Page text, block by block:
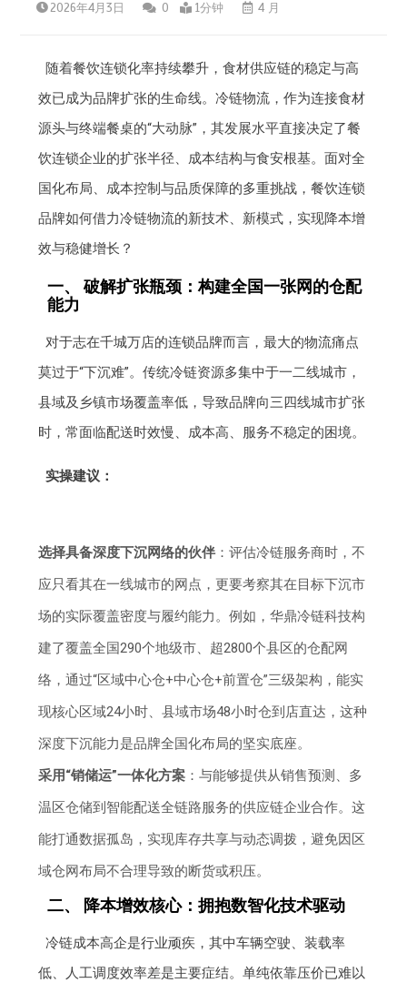
2026年4月3日 0 1分钟 4 月
随着餐饮连锁化率持续攀升，食材供应链的稳定与高
效已成为品牌扩张的生命线。冷链物流，作为连接食材
源头与终端餐桌的“大动脉”，其发展水平直接决定了餐
饮连锁企业的扩张半径、成本结构与食安根基。面对全
国化布局、成本控制与品质保障的多重挑战，餐饮连锁
品牌如何借力冷链物流的新技术、新模式，实现降本增
效与稳健增长？
一、 破解扩张瓶颈：构建全国一张网的仓配
能力
对于志在千城万店的连锁品牌而言，最大的物流痛点
莫过于“下沉难”。传统冷链资源多集中于一二线城市，
县域及乡镇市场覆盖率低，导致品牌向三四线城市扩张
时，常面临配送时效慢、成本高、服务不稳定的困境。
实操建议：
选择具备深度下沉网络的伙伴 ：评估冷链服务商时，不
应只看其在一线城市的网点，更要考察其在目标下沉市
场的实际覆盖密度与履约能力。例如，华鼎冷链科技构
建了覆盖全国290个地级市、超2800个县区的仓配网
络，通过“区域中心仓+中心仓+前置仓”三级架构，能实
现核心区域24小时、县域市场48小时仓到店直达，这种
深度下沉能力是品牌全国化布局的坚实底座。
采用“销储运”一体化方案 ：与能够提供从销售预测、多
温区仓储到智能配送全链路服务的供应链企业合作。这
能打通数据孤岛，实现库存共享与动态调拨，避免因区
域仓网布局不合理导致的断货或积压。
二、 降本增效核心：拥抱数智化技术驱动
冷链成本高企是行业顽疾，其中车辆空驶、装载率
低、人工调度效率差是主要症结。单纯依靠压价已难以